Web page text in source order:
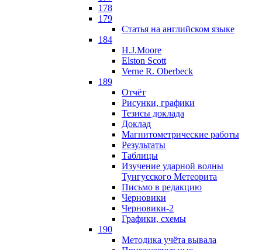
178
179
Статья на английском языке
184
H.J.Moore
Elston Scott
Verne R. Oberbeck
189
Отчёт
Рисунки, графики
Тезисы доклада
Доклад
Магнитометрические работы
Результаты
Таблицы
Изучение ударной волны
Тунгусского Метеорита
Письмо в редакцию
Черновики
Черновики-2
Графики, схемы
190
Методика учёта вывала